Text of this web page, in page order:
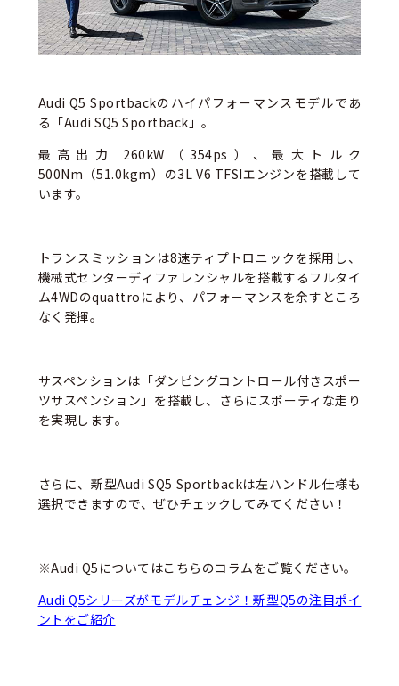
Audi Q5 Sportbackのハイパフォーマンスモデルであ
る「Audi SQ5 Sportback」。
最高出力 260kW（354ps）、最大トルク
500Nm（51.0kgm）の3L V6 TFSIエンジンを搭載して
います。
トランスミッションは8速ティプトロニックを採用し、
機械式センターディファレンシャルを搭載するフルタイ
ム4WDのquattroにより、パフォーマンスを余すところ
なく発揮。
サスペンションは「ダンピングコントロール付きスポー
ツサスペンション」を搭載し、さらにスポーティな走り
を実現します。
さらに、新型Audi SQ5 Sportbackは左ハンドル仕様も
選択できますので、ぜひチェックしてみてください！
※Audi Q5についてはこちらのコラムをご覧ください。
Audi Q5シリーズがモデルチェンジ！新型Q5の注目ポイ
ントをご紹介